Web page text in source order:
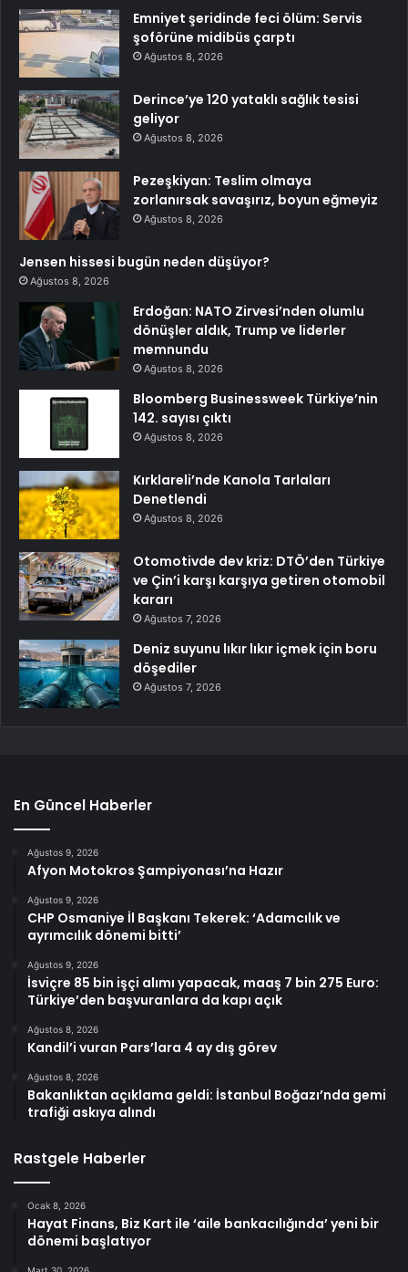
Emniyet şeridinde feci ölüm: Servis
şoförüne midibüs çarptı
Ağustos 8, 2026
Derince’ye 120 yataklı sağlık tesisi
geliyor
Ağustos 8, 2026
Pezeşkiyan: Teslim olmaya
zorlanırsak savaşırız, boyun eğmeyiz
Ağustos 8, 2026
Jensen hissesi bugün neden düşüyor?
Ağustos 8, 2026
Erdoğan: NATO Zirvesi’nden olumlu
dönüşler aldık, Trump ve liderler
memnundu
Ağustos 8, 2026
Bloomberg Businessweek Türkiye’nin
142. sayısı çıktı
Ağustos 8, 2026
Kırklareli’nde Kanola Tarlaları
Denetlendi
Ağustos 8, 2026
Otomotivde dev kriz: DTÖ’den Türkiye
ve Çin’i karşı karşıya getiren otomobil
kararı
Ağustos 7, 2026
Deniz suyunu lıkır lıkır içmek için boru
döşediler
Ağustos 7, 2026
En Güncel Haberler
Ağustos 9, 2026
Afyon Motokros Şampiyonası’na Hazır
Ağustos 9, 2026
CHP Osmaniye İl Başkanı Tekerek: ‘Adamcılık ve
ayrımcılık dönemi bitti’
Ağustos 9, 2026
İsviçre 85 bin işçi alımı yapacak, maaş 7 bin 275 Euro:
Türkiye’den başvuranlara da kapı açık
Ağustos 8, 2026
Kandil’i vuran Pars’lara 4 ay dış görev
Ağustos 8, 2026
Bakanlıktan açıklama geldi: İstanbul Boğazı’nda gemi
trafiği askıya alındı
Rastgele Haberler
Ocak 8, 2026
Hayat Finans, Biz Kart ile ‘aile bankacılığında’ yeni bir
dönemi başlatıyor